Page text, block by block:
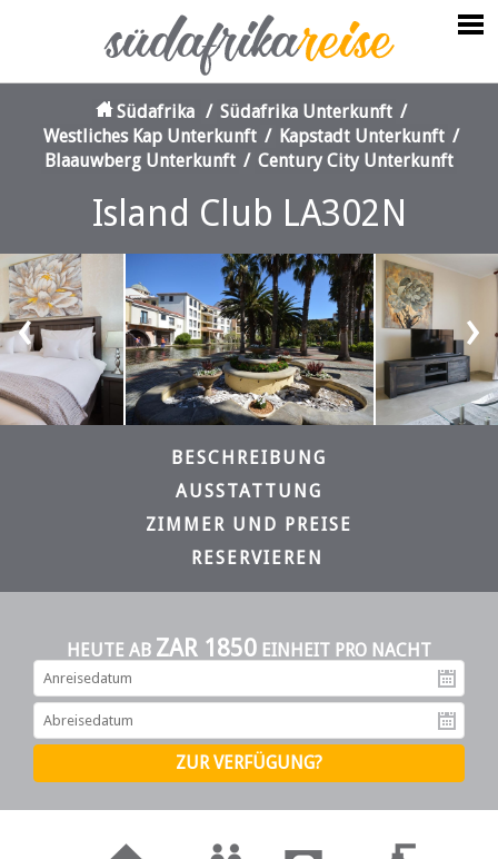
Südafrika / Südafrika Unterkunft /
Westliches Kap Unterkunft / Kapstadt Unterkunft /
Blaauwberg Unterkunft / Century City Unterkunft
Island Club LA302N
‹ ›
BESCHREIBUNG
AUSSTATTUNG
ZIMMER UND PREISE
RESERVIEREN
HEUTE AB ZAR 1850 EINHEIT PRO NACHT